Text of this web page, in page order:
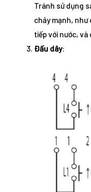
Tránh sử dụng
chảy mạnh,
tiếp với nước, và
Đấu dây: